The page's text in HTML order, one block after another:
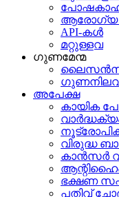
ആരോഗ്യ
API-കൾ
മറ്റുള്ളവ
ഗുണമേന്മ
അപേക്ഷ
കായിക
വിരുദ്ധ
കാൻസർ
ഭക്ഷണ
പതിവ്